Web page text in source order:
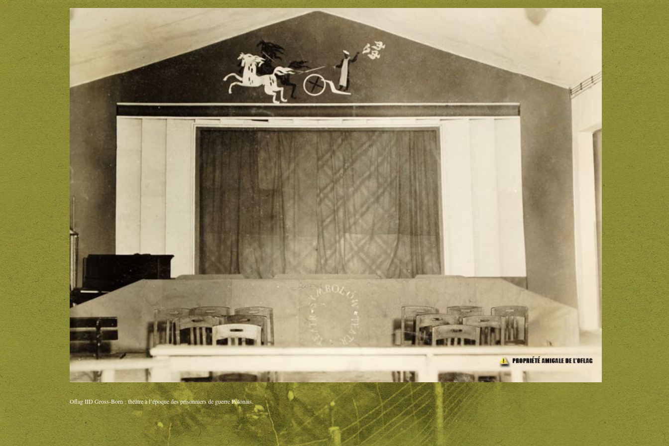
Oflag IID Gross-Born : théâtre à l’époque des prisonniers de guerre Polonais.